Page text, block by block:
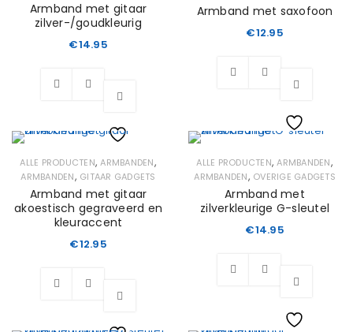
Armband met gitaar
zilver-/goudkleurig
€14.95
Wishlist
Armband met saxofoon
€12.95
ALLE PRODUCTEN,ARMBANDEN,
ARMBANDEN, GITAAR GADGETS
Armband met gitaar
akoestisch gegraveerd en
kleuraccent
€12.95
ALLE PRODUCTEN,ARMBANDEN,
ARMBANDEN, OVERIGE GADGETS
Armband met
zilverkleurige G-sleutel
€14.95